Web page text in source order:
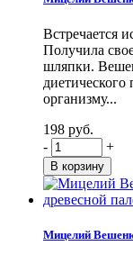
Встречается
Получила
шляпки.
организму...
198 руб.
-
+
Мицелий